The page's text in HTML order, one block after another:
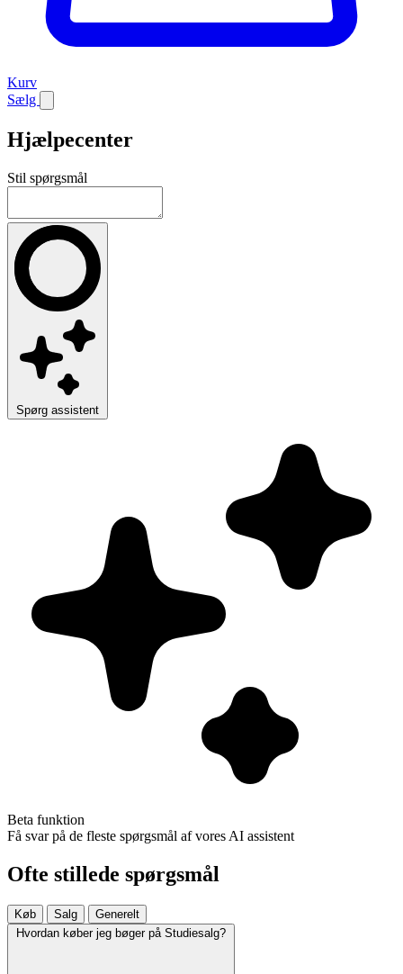
Kurv
Sælg
Hjælpecenter
Stil spørgsmål
Spørg assistent
Beta funktion
Få svar på de fleste spørgsmål af vores AI assistent
Ofte stillede spørgsmål
Køb Salg
Generelt
Hvordan køber jeg bøger på Studiesalg?